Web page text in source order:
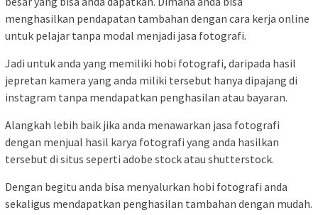
menghasilkan pendapatan tambahan dengan cara kerja online
untuk pelajar tanpa modal menjadi jasa fotografi.
Jadi untuk anda yang memiliki hobi fotografi, daripada hasil
jepretan kamera yang anda miliki tersebut hanya dipajang di
instagram tanpa mendapatkan penghasilan atau bayaran.
Alangkah lebih baik jika anda menawarkan jasa fotografi
dengan menjual hasil karya fotografi yang anda hasilkan
tersebut di situs seperti adobe stock atau shutterstock.
Dengan begitu anda bisa menyalurkan hobi fotografi anda
sekaligus mendapatkan penghasilan tambahan dengan mudah.